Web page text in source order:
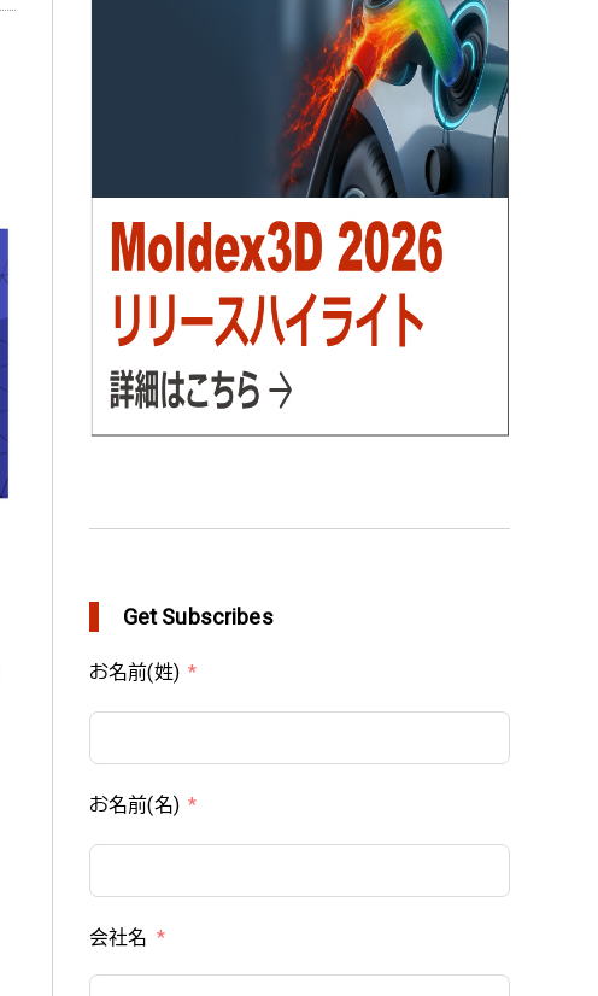
YUDO、ホットランナーシステム成形開発のデザ
イン検証および最適化にMoldex3Dの統合を実現
Get Subscribes
お名前(姓)
お名前(名)
会社名